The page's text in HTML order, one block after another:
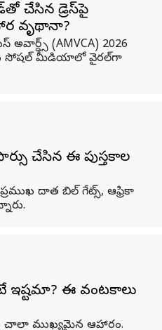
చేసిన డ్రెస్‌పై
వృథానా?
(AMVCA) 2026
సోషల్ మీడియాలో వైరల్‌గా
చేసిన ఈ పుస్తకాల
దాత బిల్ గేట్స్, ఆఫ్రికా
ఇష్టమా? ఈ వంటకాలు
చాలా ముఖ్యమైన ఆహారం.